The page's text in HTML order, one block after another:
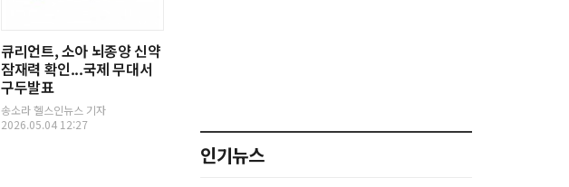
큐리언트, 소아 뇌종양 신약
잠재력 확인...국제 무대서
구두발표
송소라 헬스인뉴스 기자
2026.05.04 12:27
인기뉴스